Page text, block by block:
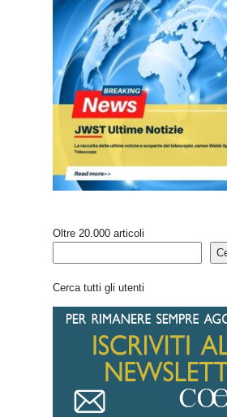
Oltre 20.000 articoli
Cerca tutti gli utenti